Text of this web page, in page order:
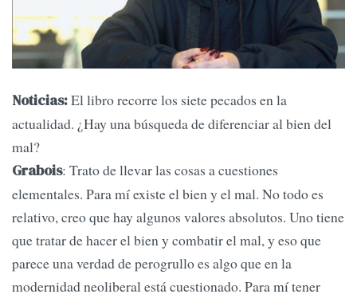
Noticias:El libro recorre los siete pecados en la
actualidad. ¿Hay una búsqueda de diferenciar al bien del
mal?
Grabois: Trato de llevar las cosas a cuestiones
elementales. Para mí existe el bien y el mal. No todo es
relativo, creo que hay algunos valores absolutos. Uno tiene
que tratar de hacer el bien y combatir el mal, y eso que
parece una verdad de perogrullo es algo que en la
modernidad neoliberal está cuestionado. Para mí tener